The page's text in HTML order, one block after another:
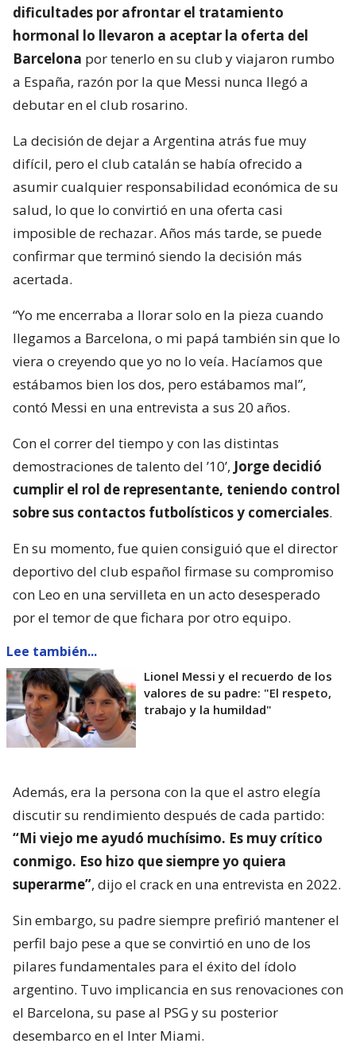
dificultades por afrontar el tratamiento
hormonal lo llevaron a aceptar la oferta del
Barcelona por tenerlo en su club y viajaron rumbo
a España, razón por la que Messi nunca llegó a
debutar en el club rosarino.
La decisión de dejar a Argentina atrás fue muy
difícil, pero el club catalán se había ofrecido a
asumir cualquier responsabilidad económica de su
salud, lo que lo convirtió en una oferta casi
imposible de rechazar. Años más tarde, se puede
confirmar que terminó siendo la decisión más
acertada.
“Yo me encerraba a llorar solo en la pieza cuando
llegamos a Barcelona, o mi papá también sin que lo
viera o creyendo que yo no lo veía. Hacíamos que
estábamos bien los dos, pero estábamos mal”,
contó Messi en una entrevista a sus 20 años.
Con el correr del tiempo y con las distintas
demostraciones de talento del ’10’, Jorge decidió
cumplir el rol de representante, teniendo control
sobre sus contactos futbolísticos y comerciales.
En su momento, fue quien consiguió que el director
deportivo del club español firmase su compromiso
con Leo en una servilleta en un acto desesperado
por el temor de que fichara por otro equipo.
Lee también...
Lionel Messi y el recuerdo de los
valores de su padre: "El respeto,
trabajo y la humildad"
Además, era la persona con la que el astro elegía
discutir su rendimiento después de cada partido:
“Mi viejo me ayudó muchísimo. Es muy crítico
conmigo. Eso hizo que siempre yo quiera
superarme”, dijo el crack en una entrevista en 2022.
Sin embargo, su padre siempre prefirió mantener el
perfil bajo pese a que se convirtió en uno de los
pilares fundamentales para el éxito del ídolo
argentino. Tuvo implicancia en sus renovaciones con
el Barcelona, su pase al PSG y su posterior
desembarco en el Inter Miami.